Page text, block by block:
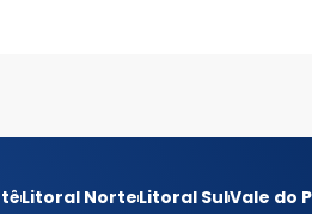
Litoral NorteLitoral SulVale do